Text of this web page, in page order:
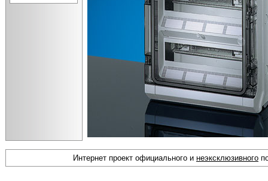
Интернет проект официального и неэксклюзивного